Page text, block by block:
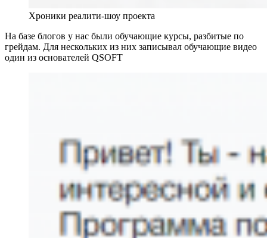
Хроники реалити-шоу проекта
На базе блогов у нас были обучающие курсы, разбитые по
грейдам. Для нескольких из них записывал обучающие видео
один из основателей QSOFT